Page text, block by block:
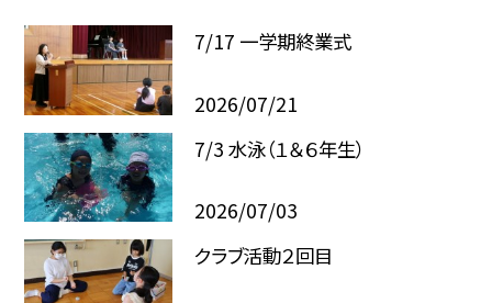
7/17 一学期終業式
2026/07/21
7/3 水泳（１＆６年生）
2026/07/03
クラブ活動２回目